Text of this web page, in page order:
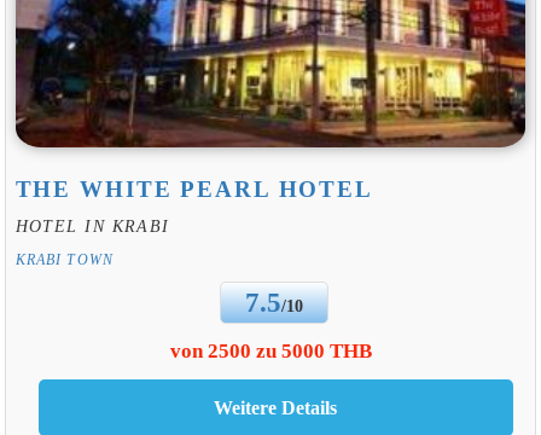
THE WHITE PEARL HOTEL
HOTEL IN KRABI
KRABI TOWN
7.5/10
von 2500 zu 5000 THB